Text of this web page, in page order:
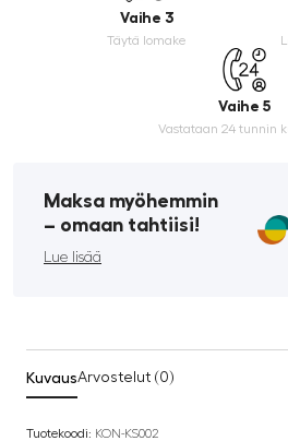
Vaihe 3
Täytä lomake
Vaihe 5
Vastataan 24 tunnin
Maksa myöhemmin
­– omaan tahtiisi!
Lue lisää
KuvausArvostelut (0)
Tuotekoodi: KON-KS002